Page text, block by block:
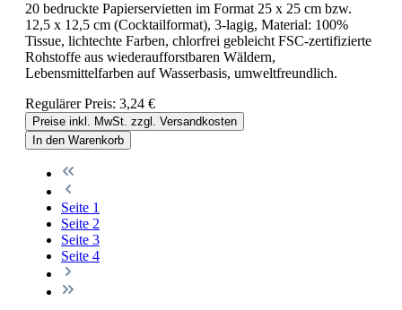
20 bedruckte Papierservietten im Format 25 x 25 cm bzw.
12,5 x 12,5 cm (Cocktailformat), 3-lagig, Material: 100%
Tissue, lichtechte Farben, chlorfrei gebleicht FSC-zertifizierte
Rohstoffe aus wiederaufforstbaren Wäldern,
Lebensmittelfarben auf Wasserbasis, umweltfreundlich.
Regulärer Preis: 3,24 €
Preise inkl. MwSt. zzgl. Versandkosten
In den Warenkorb
Seite 1
Seite 2
Seite 3
Seite 4